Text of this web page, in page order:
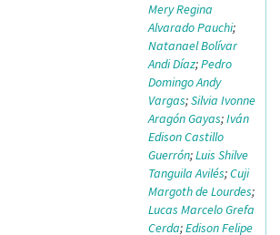
Mery Regina
Alvarado Pauchi;
Natanael Bolívar
Andi Díaz;Pedro
Domingo Andy
Vargas;Silvia Ivonne
Aragón Gayas;Iván
Edison Castillo
Guerrón;Luis Shilve
Tanguila Avilés;Cuji
Margoth de Lourdes;
Lucas Marcelo Grefa
Cerda;Edison Felipe